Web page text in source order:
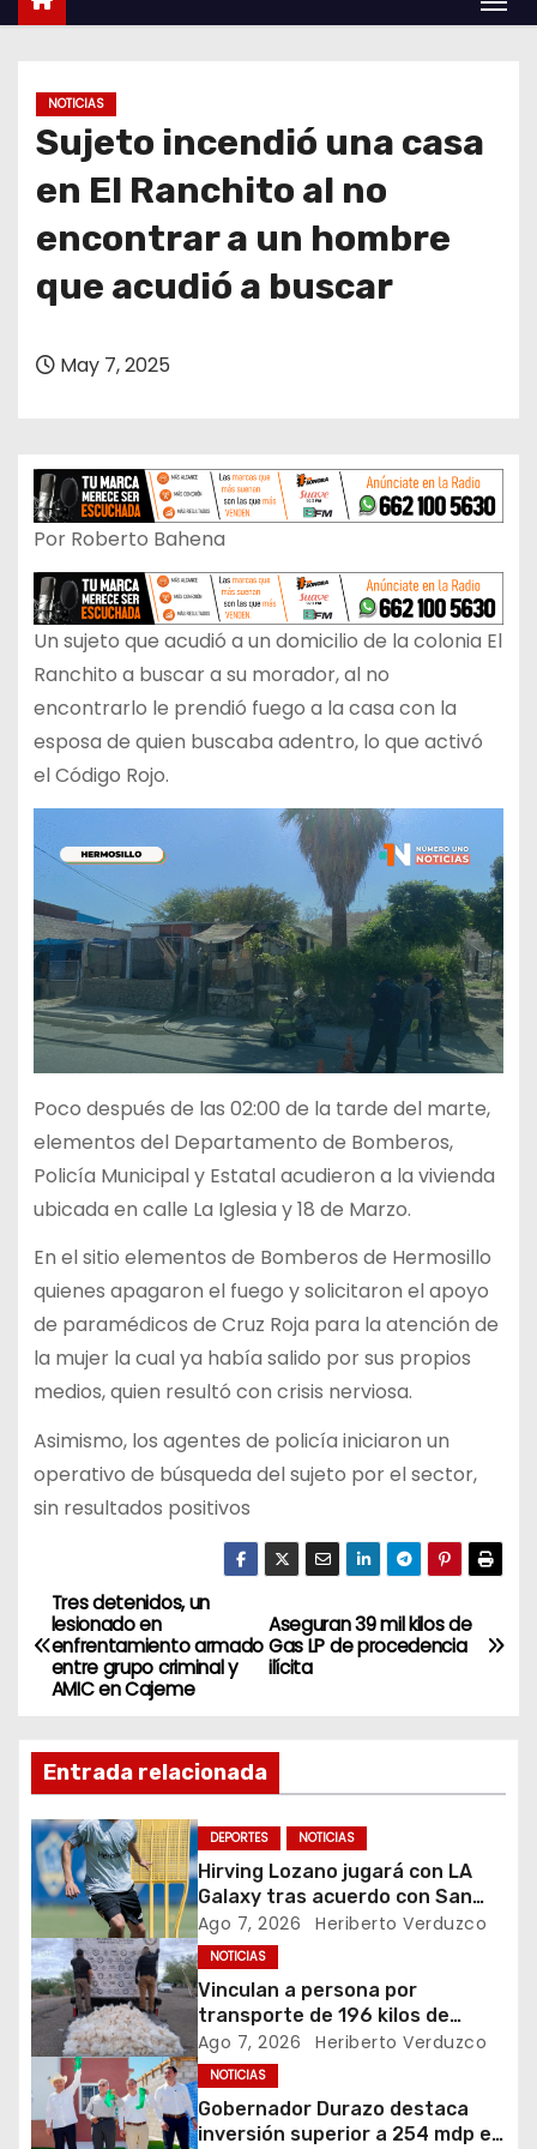
NOTICIAS
Sujeto incendió una casa
en El Ranchito al no
encontrar a un hombre
que acudió a buscar
May 7, 2025
Por Roberto Bahena
Un sujeto que acudió a un domicilio de la colonia El
Ranchito a buscar a su morador, al no
encontrarlo le prendió fuego a la casa con la
esposa de quien buscaba adentro, lo que activó
el Código Rojo.
Poco después de las 02:00 de la tarde del marte,
elementos del Departamento de Bomberos,
Policía Municipal y Estatal acudieron a la vivienda
ubicada en calle La Iglesia y 18 de Marzo.
En el sitio elementos de Bomberos de Hermosillo
quienes apagaron el fuego y solicitaron el apoyo
de paramédicos de Cruz Roja para la atención de
la mujer la cual ya había salido por sus propios
medios, quien resultó con crisis nerviosa.
Asimismo, los agentes de policía iniciaron un
operativo de búsqueda del sujeto por el sector,
sin resultados positivos
N
a
e
g
a
c
i
ó
n
d
Aseguran 39 mil kilos de
Gas LP de procedencia
ilícita
Tres detenidos, un
lesionado en
enfrentamiento armado
entre grupo criminal y
AMIC en Cajeme
Entrada relacionada
DEPORTES NOTICIAS
Hirving Lozano jugará con LA
Galaxy tras acuerdo con San
Diego FC
Ago 7, 2026 Heriberto Verduzco
NOTICIAS
Vinculan a persona por
transporte de 196 kilos de
metanfetamina en Sonora
Ago 7, 2026 Heriberto Verduzco
NOTICIAS
Gobernador Durazo destaca
inversión superior a 254 mdp en